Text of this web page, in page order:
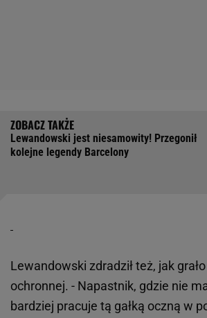
Lewandowski jest niesamowity! Przegonił
kolejne legendy Barcelony
Lewandowski zdradził też, jak
ochronnej. - Napastnik, gdzie nie
bardziej pracuje tą gałką oczną w